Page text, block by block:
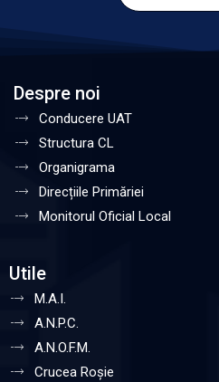
Despre noi
Conducere UAT
Structura CL
Organigrama
Direcțiile Primăriei
Monitorul Oficial Local
Utile
M.A.I.
A.N.P.C.
A.N.O.F.M.
Crucea Roșie